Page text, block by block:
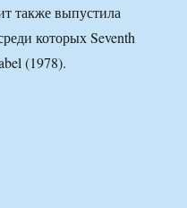
также выпустила
которых Seventh
(1978).